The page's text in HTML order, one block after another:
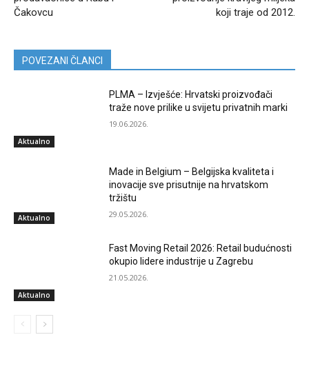
Čakovcu
koji traje od 2012.
POVEZANI ČLANCI
Aktualno
PLMA – Izvješće: Hrvatski proizvođači
traže nove prilike u svijetu privatnih marki
19.06.2026.
Aktualno
Made in Belgium – Belgijska kvaliteta i
inovacije sve prisutnije na hrvatskom
tržištu
29.05.2026.
Aktualno
Fast Moving Retail 2026: Retail budućnosti
okupio lidere industrije u Zagrebu
21.05.2026.